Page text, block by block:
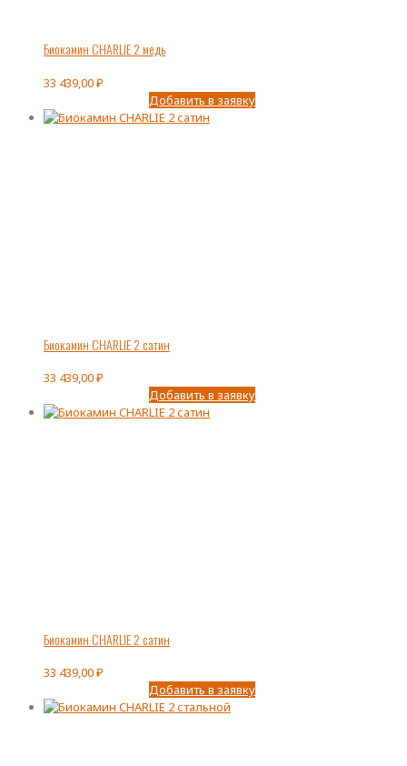
Биокамин CHARLIE 2 медь
33 439,00₽
Добавить в заявку
Биокамин CHARLIE 2 сатин
33 439,00₽
Добавить в заявку
Биокамин CHARLIE 2 сатин
33 439,00₽
Добавить в заявку